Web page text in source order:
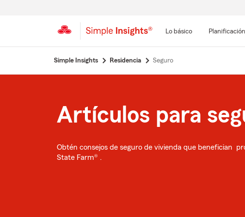
Lo básico Planificación
Simple Insights Residencia Seguro
Artículos para
Obtén consejos de seguro de vivienda que benefician
State Farm® .